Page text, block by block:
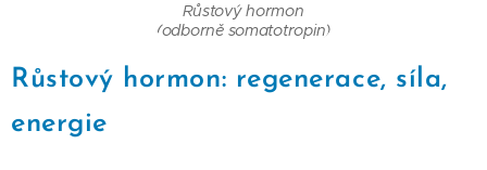
Růstový hormon
(odborně somatotropin)
Růstový hormon: regenerace, síla,
energie